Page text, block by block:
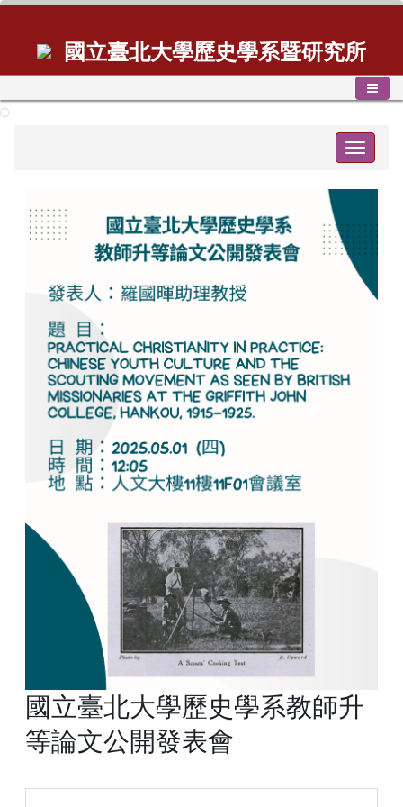
國立臺北大學歷史學系暨研究所
Toggle
國立臺北大學歷史學系教師升
等論文公開發表會